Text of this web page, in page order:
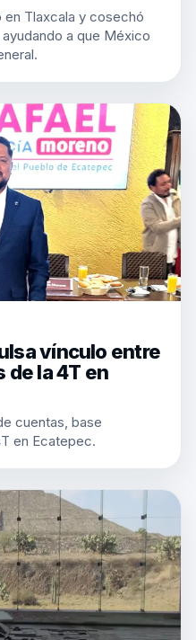
Tlaxcala y cosechó
a que México
vínculo entre
de la 4T en
cuentas, base
en Ecatepec.